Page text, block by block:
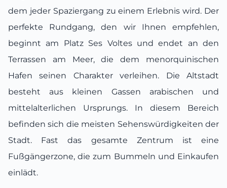
dem jeder Spaziergang zu einem Erlebnis wird. Der
perfekte Rundgang, den wir Ihnen empfehlen,
beginnt am Platz Ses Voltes und endet an den
Terrassen am Meer, die dem menorquinischen
Hafen seinen Charakter verleihen. Die Altstadt
besteht aus kleinen Gassen arabischen und
mittelalterlichen Ursprungs. In diesem Bereich
befinden sich die meisten Sehenswürdigkeiten der
Stadt. Fast das gesamte Zentrum ist eine
Fußgängerzone, die zum Bummeln und Einkaufen
einlädt.